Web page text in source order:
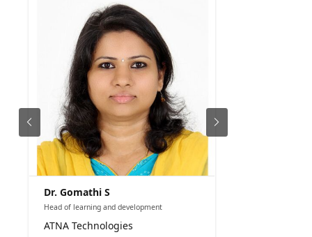
Dr. Gomathi S
Head of learning and development
ATNA Technologies